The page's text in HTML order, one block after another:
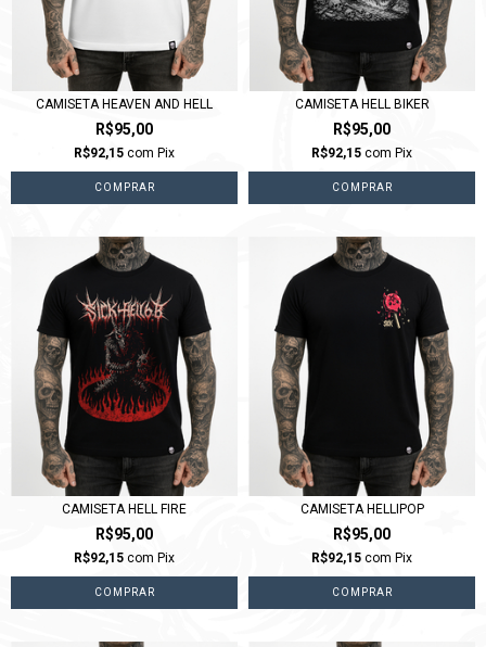
CAMISETA HEAVEN AND HELL
R$95,00
R$92,15 com Pix
COMPRAR
CAMISETA HELL BIKER
R$95,00
R$92,15 com Pix
COMPRAR
CAMISETA HELL FIRE
R$95,00
R$92,15 com Pix
COMPRAR
CAMISETA HELLIPOP
R$95,00
R$92,15 com Pix
COMPRAR